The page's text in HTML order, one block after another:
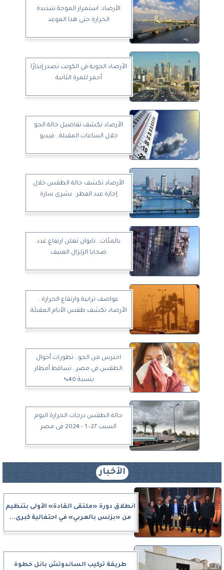
الأرصاد: استمرار الموجة شديدة
الحرارة حتى هذا الموعد
الأرصاد الجوية في الكويت تصدر إنذارًا
أحمر للمرة الثانية
الأرصاد تكشف تفاصيل حالة الجو
خلال الساعات المقبلة.. فيديو
الأرصاد تكشف حالة الطقس خلال
إجازة عيد الفطر.. بشرى سارة
بالمئات.. تايوان تعلن ارتفاع عدد
ضحايا الزلزال العنيف
عواصف ترابية وارتفاع الحرارة..
الأرصاد تكشف طقس الأيام المقبلة
احترس من الجو.. تطورات أحوال
الطقس في مصر.. تساقط أمطار
بنسبة 40%
حالة الطقس درجات الحرارة اليوم
السبت 27- 1 - 2024 فى مصر
الأخبار
انطلاق دورة «ملتقى القادة» الأولى بتنظيم
من «بزنس بالعربي» في احتفالية كبرى...
طريقة تركيب الساندوتش بانل خطوة